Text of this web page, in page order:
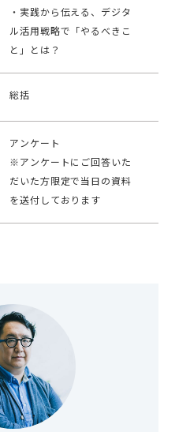
・実践から伝える、デジタ
ル活用戦略で「やるべきこ
と」とは？
総括
アンケート
※アンケートにご回答いた
だいた方限定で当日の資料
を送付しております